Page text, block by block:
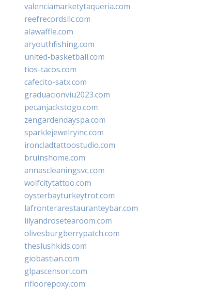
valenciamarketytaqueria.com
reefrecordsllc.com
alawaffle.com
aryouthfishing.com
united-basketball.com
tios-tacos.com
cafecito-satx.com
graduacionviu2023.com
pecanjackstogo.com
zengardendayspa.com
sparklejewelryinc.com
ironcladtattoostudio.com
bruinshome.com
annascleaningsvc.com
wolfcitytattoo.com
oysterbayturkeytrot.com
lafronterarestauranteybar.com
lilyandrosetearoom.com
olivesburgberrypatch.com
theslushkids.com
giobastian.com
glpascensori.com
rifloorepoxy.com